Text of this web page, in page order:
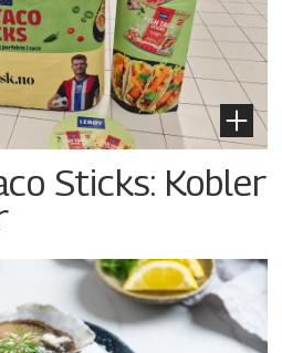
Sticks: Kobler